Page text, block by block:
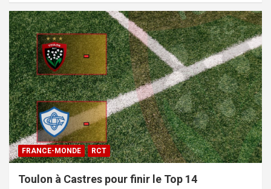
FRANCE-MONDE RCT
Toulon à Castres pour finir le Top 14